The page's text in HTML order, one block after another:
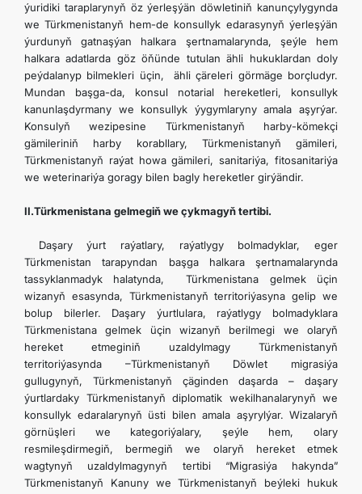
ýuridiki taraplarynyň öz ýerleşýän döwletiniň kanunçylygynda
we Türkmenistanyň hem-de konsullyk edarasynyň ýerleşýän
ýurdunyň gatnaşýan halkara şertnamalarynda, şeýle hem
halkara adatlarda göz öňünde tutulan ähli hukuklardan doly
peýdalanyp bilmekleri üçin, ähli çäreleri görmäge borçludyr.
Mundan başga-da, konsul notarial hereketleri, konsullyk
kanunlaşdyrmany we konsullyk ýygymlaryny amala aşyrýar.
Konsulyň wezipesine Türkmenistanyň harby-kömekçi
gämileriniň harby korabllary, Türkmenistanyň gämileri,
Türkmenistanyň raýat howa gämileri, sanitariýa, fitosanitariýa
we weterinariýa goragy bilen bagly hereketler girýändir.
II.Türkmenistana gelmegiň we çykmagyň tertibi.
Daşary ýurt raýatlary, raýatlygy bolmadyklar, eger
Türkmenistan tarapyndan başga halkara şertnamalarynda
tassyklanmadyk halatynda, Türkmenistana gelmek üçin
wizanyň esasynda, Türkmenistanyň territoriýasyna gelip we
bolup bilerler. Daşary ýurtlulara, raýatlygy bolmadyklara
Türkmenistana gelmek üçin wizanyň berilmegi we olaryň
hereket etmeginiň uzaldylmagy Türkmenistanyň
territoriýasynda –Türkmenistanyň Döwlet migrasiýa
gullugynyň, Türkmenistanyň çäginden daşarda – daşary
ýurtlardaky Türkmenistanyň diplomatik wekilhanalarynyň we
konsullyk edaralarynyň üsti bilen amala aşyrylýar. Wizalaryň
görnüşleri we kategoriýalary, şeýle hem, olary
resmileşdirmegiň, bermegiň we olaryň hereket etmek
wagtynyň uzaldylmagynyň tertibi “Migrasiýa hakynda”
Türkmenistanyň Kanuny we Türkmenistanyň beýleki hukuk